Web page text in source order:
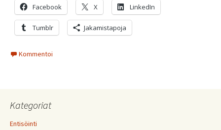
Facebook X LinkedIn
Tumblr Jakamistapoja
Kommentoi
Kategoriat
Entisöinti